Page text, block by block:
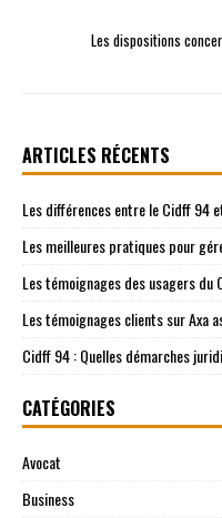
Les dispositions
ARTICLES RÉCENTS
Les différences entre le Cidff 94
Les meilleures pratiques pour
Les témoignages des usagers
Les témoignages clients sur Axa
Cidff 94 : Quelles démarches
CATÉGORIES
Avocat
Business